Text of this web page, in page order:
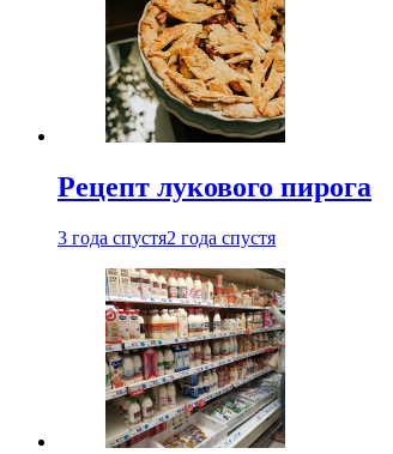
Рецепт лукового пирога
3 года спустя2 года спустя